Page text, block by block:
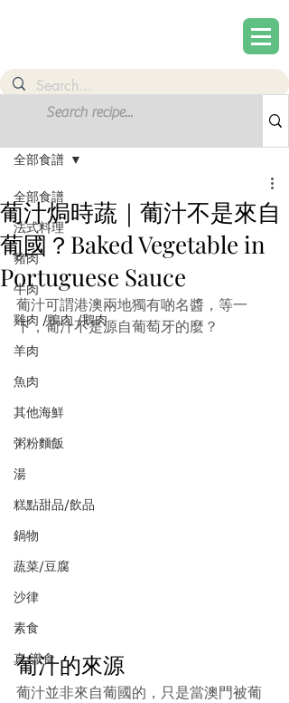
註冊
全部食譜
法式料理
豬肉
牛肉
雞肉 /鴨肉 /鵝肉
羊肉
魚肉
其他海鮮
粥粉麵飯
湯
糕點甜品/飲品
鍋物
蔬菜/豆腐
沙律
素食
真·識食
全部食譜
葡汁焗時蔬｜葡汁不是來自
葡國？Baked Vegetable in
Portuguese Sauce
葡汁可謂港澳兩地獨有啲名醬，等一
下，葡汁不是源自葡萄牙的麼？
葡汁的來源
葡汁並非來自葡國的，只是當澳門被葡